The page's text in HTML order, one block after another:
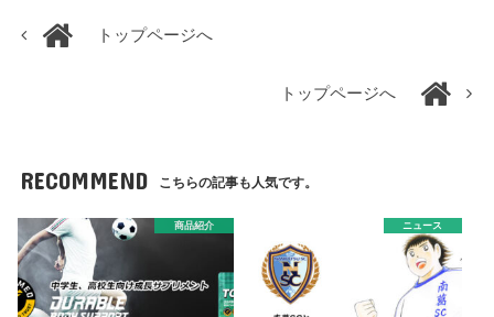
トップページへ
トップページへ
RECOMMEND こちらの記事も人気です。
商品紹介 ニュース